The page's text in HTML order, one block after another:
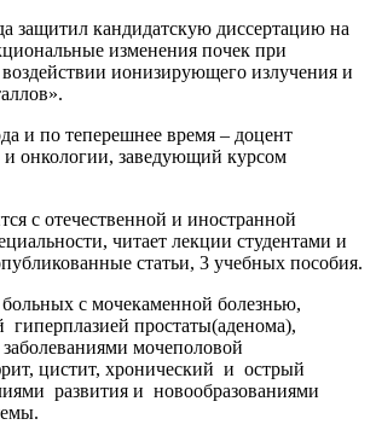
защитил кандидатскую диссертацию на
изменения почек при
ионизирующего излучения и
и по теперешнее время – доцент
онкологии, заведующий курсом
с отечественной и иностранной
читает лекции студентами и
статьи, 3 учебных пособия.
с мочекаменной болезнью,
гиперплазией простаты(аденома),
мочеполовой
цистит, хронический и острый
развития и новообразованиями